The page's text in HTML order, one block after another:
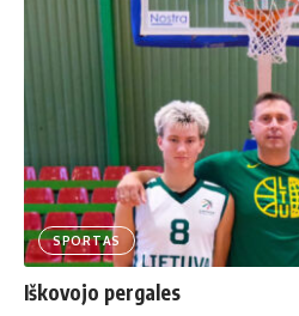
SPORTAS
Iškovojo pergales